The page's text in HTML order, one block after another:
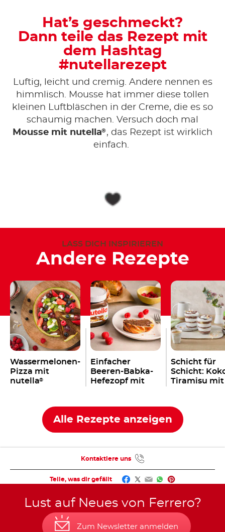
Hat’s geschmeckt?
Dann teile das Rezept mit
dem Hashtag
#nutellarezept
Luftig, leicht und cremig. Andere nennen es
himmlisch. Mousse hat immer diese tollen
kleinen Luftbläschen in der Creme, die es so
schaumig machen. Versuch doch mal
Mousse mit nutella®, das Rezept ist wirklich
einfach.
LASS DICH INSPIRIEREN
Andere Rezepte
Wassermelonen-
Pizza mit
nutella®
Einfacher
Beeren-Babka-
Hefezopf mit
Schicht für
Schicht:
Tiramisu mit
Alle Rezepte anzeigen
Teile, was dir gefällt Facebook
Twitter
EmailWhatsApp
Pinterest
Kontaktiere uns
Lust auf Neues von Ferrero?
Zum Newsletter anmelden